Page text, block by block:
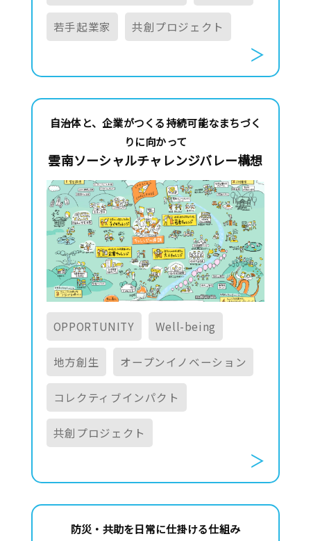
若手起業家 共創プロジェクト
自治体と、企業がつくる持続可能なまちづく
りに向かって
雲南ソーシャルチャレンジバレー構想
OPPORTUNITY Well-being
地方創生 オープンイノベーション
コレクティブインパクト
共創プロジェクト
防災・共助を日常に仕掛ける仕組み